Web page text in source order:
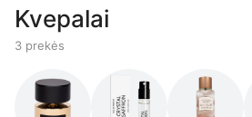
Kvepalai
3 prekės